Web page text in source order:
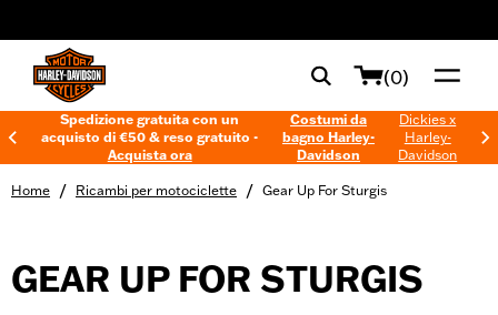
(0)
Spedizione gratuita con un
acquisto di €50 & reso gratuito -
Acquista ora
Costumi da
bagno Harley-
Davidson
Dickies x
Harley-
Davidson
Home / Ricambi per motociclette / Gear Up For Sturgis
GEAR UP FOR STURGIS